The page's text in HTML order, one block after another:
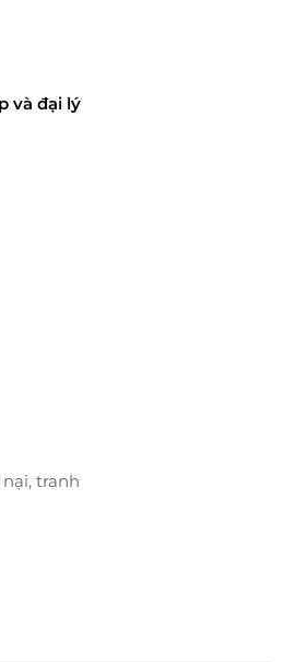
thức hữu ích giúp bạn chăm sóc sức
của nhiều tập đoàn lớn
sự kiện doanh nghiệp
lớn trong việc cung cấp quà
sự kiện, hay các chương trình
Với chất lượng vượt trội và
món quà từ Ecolife không
mẽ mà còn thể hiện cam kết
sự quan tâm đến sức khỏe
và đại lý
tranh